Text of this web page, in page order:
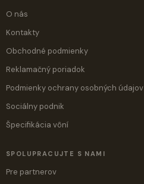
O nás
Kontakty
Obchodné podmienky
Reklamačný poriadok
Podmienky ochrany osobných údajov
Sociálny podnik
Špecifikácia vôní
SPOLUPRACUJTE S NAMI
Pre partnerov